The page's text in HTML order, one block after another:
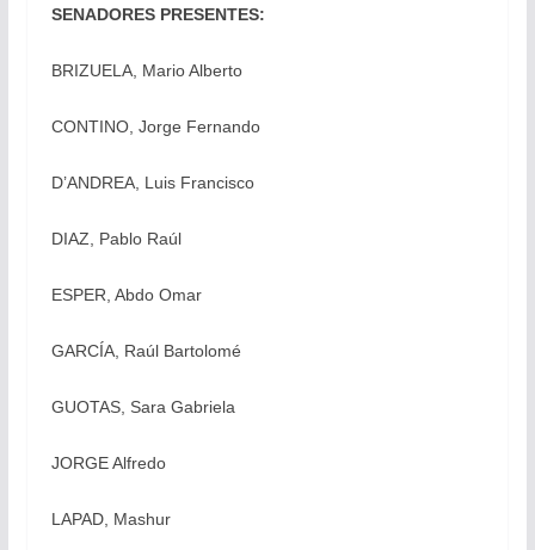
SENADORES PRESENTES:
BRIZUELA, Mario Alberto
CONTINO, Jorge Fernando
D’ANDREA, Luis Francisco
DIAZ, Pablo Raúl
ESPER, Abdo Omar
GARCÍA, Raúl Bartolomé
GUOTAS, Sara Gabriela
JORGE Alfredo
LAPAD, Mashur